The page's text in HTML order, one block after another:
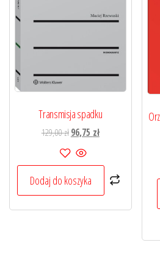
Transmisja spadku
129,00złPierwotna
cena
wynosiła:
129,00 zł.
96,75 złAktualna
96,75 zł.
Dodaj do koszyka